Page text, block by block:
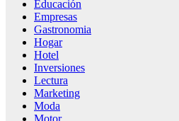
Educación
Empresas
Gastronomia
Hogar
Hotel
Inversiones
Lectura
Marketing
Moda